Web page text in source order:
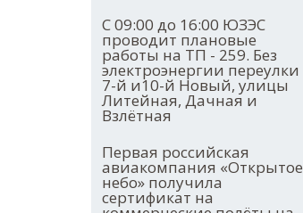
С 09:00 до 16:00 ЮЗЭС
проводит плановые
работы на ТП - 259. Без
электроэнергии переулки
7-й и10-й Новый, улицы
Литейная, Дачная и
Взлётная
Первая российская
авиакомпания «Открытое
небо» получила
сертификат на